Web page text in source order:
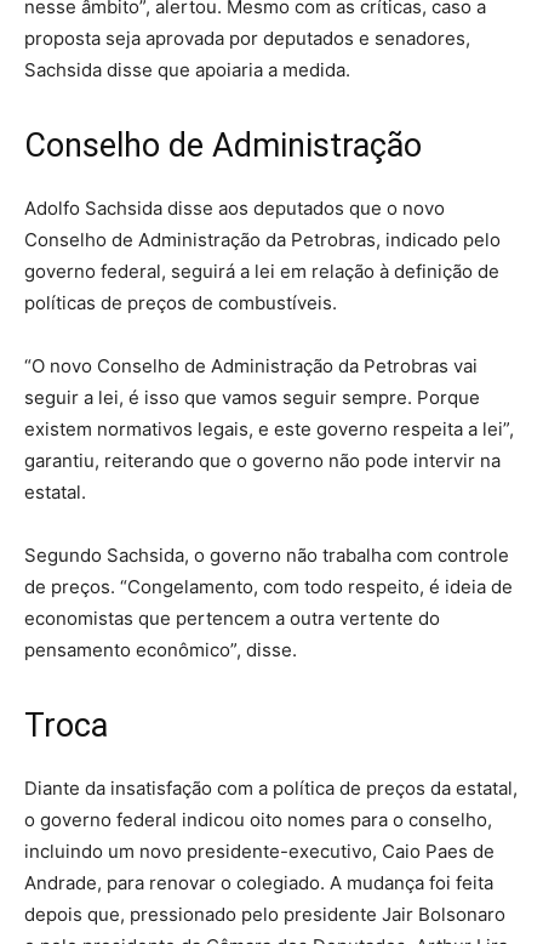
nesse âmbito”, alertou. Mesmo com as críticas, caso a
proposta seja aprovada por deputados e senadores,
Sachsida disse que apoiaria a medida.
Conselho de Administração
Adolfo Sachsida disse aos deputados que o novo
Conselho de Administração da Petrobras, indicado pelo
governo federal, seguirá a lei em relação à definição de
políticas de preços de combustíveis.
“O novo Conselho de Administração da Petrobras vai
seguir a lei, é isso que vamos seguir sempre. Porque
existem normativos legais, e este governo respeita a lei”,
garantiu, reiterando que o governo não pode intervir na
estatal.
Segundo Sachsida, o governo não trabalha com controle
de preços. “Congelamento, com todo respeito, é ideia de
economistas que pertencem a outra vertente do
pensamento econômico”, disse.
Troca
Diante da insatisfação com a política de preços da estatal,
o governo federal indicou oito nomes para o conselho,
incluindo um novo presidente-executivo, Caio Paes de
Andrade, para renovar o colegiado. A mudança foi feita
depois que, pressionado pelo presidente Jair Bolsonaro